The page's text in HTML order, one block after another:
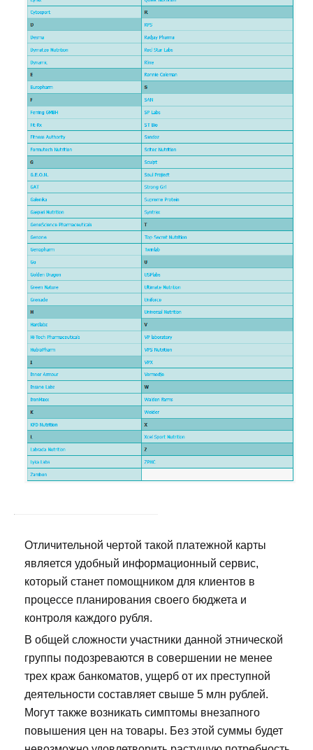
Отличительной чертой такой платежной карты
является удобный информационный сервис,
который станет помощником для клиентов в
процессе планирования своего бюджета и
контроля каждого рубля.
В общей сложности участники данной этнической
группы подозреваются в совершении не менее
трех краж банкоматов, ущерб от их преступной
деятельности составляет свыше 5 млн рублей.
Могут также возникать симптомы внезапного
повышения цен на товары. Без этой суммы будет